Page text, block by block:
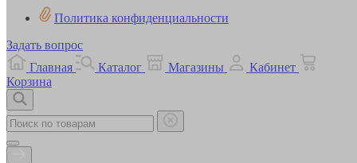
Политика конфиденциальности
Задать вопрос
Главная
Каталог Магазины
Кабинет
Корзина